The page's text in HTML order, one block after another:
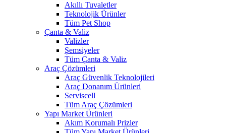
Akıllı Tuvaletler
Teknolojik Ürünler
Tüm Pet Shop
Çanta & Valiz
Valizler
Şemsiyeler
Tüm Çanta & Valiz
Araç Çözümleri
Araç Güvenlik Teknolojileri
Araç Donanım Ürünleri
Serviscell
Tüm Araç Çözümleri
Yapı Market Ürünleri
Akım Korumalı Prizler